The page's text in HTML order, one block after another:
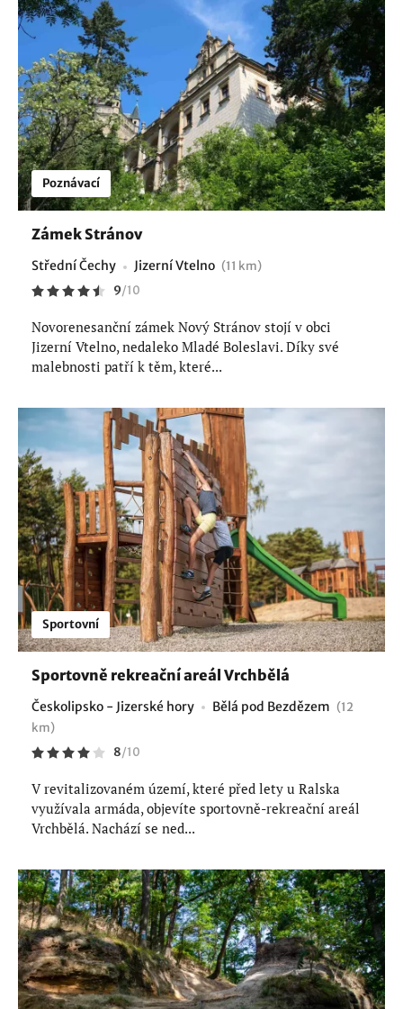
Poznávací
Zámek Stránov
Střední Čechy Jizerní Vtelno (11 km)
9/10
Novorenesanční zámek Nový Stránov stojí v obci
Jizerní Vtelno, nedaleko Mladé Boleslavi. Díky své
malebnosti patří k těm, které...
Sportovní
Sportovně rekreační areál Vrchbělá
Českolipsko - Jizerské hory Bělá pod Bezdězem (12
km)
8/10
V revitalizovaném území, které před lety u Ralska
využívala armáda, objevíte sportovně-rekreační areál
Vrchbělá. Nachází se ned...